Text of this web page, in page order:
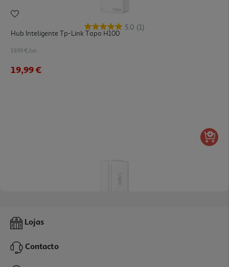
5.0 (1)
Hub Inteligente Tp-Link Tapo H100
19.99 €/un
19,99 €
Sensor Portas E Janelas Tp-Link Tapo T110 Branco
14,99 €
Lojas
Contacto